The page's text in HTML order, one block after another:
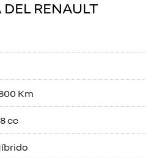
RENAULT
Km
cc